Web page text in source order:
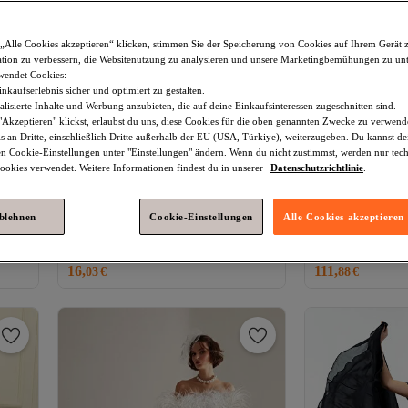
Trendyol Collection
Schwarzes,
TPRSS22AE0034
16,03€
Lafaba Langes
Versand
111,88€
Cookies akzeptieren“ klicken, stimmen Sie der Speicherung von Cookies auf Ihrem Gerät
zu verbessern, die Websitenutzung zu analysieren und unsere Marketingbemühungen zu
Cookies:
sicher und optimiert zu gestalten.
Inhalte und Werbung anzubieten, die auf deine Einkaufsinteressen zugeschnitten sind.
klickst, erlaubst du uns, diese Cookies für die oben genannten Zwecke zu
an Dritte, einschließlich Dritte außerhalb der EU (USA, Türkiye), weiterzugeben. Du kannst
Cookie-Einstellungen unter "Einstellungen" ändern. Wenn du nicht zustimmst, werden nur
verwendet. Weitere Informationen findest du in unserer
Datenschutzrichtlinie
Cookie-Einstellungen Alle Cookies akzeptieren